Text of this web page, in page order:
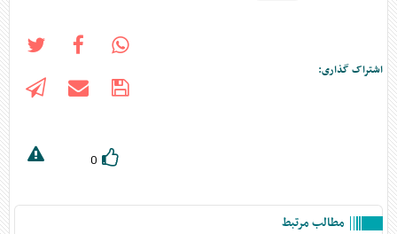
اشتراک گذاری:
0
مطالب مرتبط